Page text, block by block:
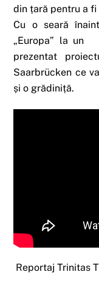
din țară pentru a
Cu o seară
„Europa” la un
prezentat
Saarbrücken ce
și o grădiniță.
Reportaj Trinitas